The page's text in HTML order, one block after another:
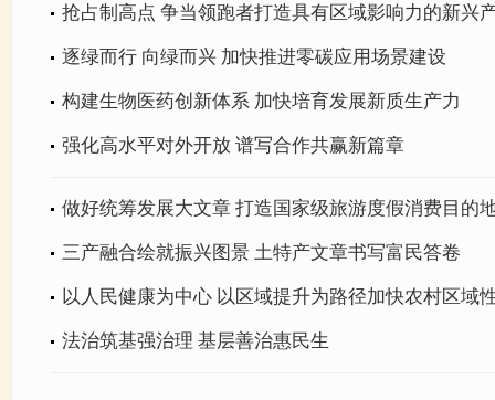
抢占制高点 争当领跑者打造具有区域影响力的新兴
逐绿而行 向绿而兴 加快推进零碳应用场景建设
构建生物医药创新体系 加快培育发展新质生产力
强化高水平对外开放 谱写合作共赢新篇章
做好统筹发展大文章 打造国家级旅游度假消费目的
三产融合绘就振兴图景 土特产文章书写富民答卷
以人民健康为中心 以区域提升为路径加快农村区域
法治筑基强治理 基层善治惠民生